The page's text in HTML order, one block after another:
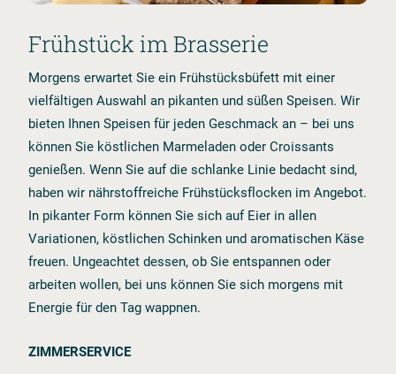
Frühstück im Brasserie
Morgens erwartet Sie ein Frühstücksbüfett mit einer
vielfältigen Auswahl an pikanten und süßen Speisen. Wir
bieten Ihnen Speisen für jeden Geschmack an – bei uns
können Sie köstlichen Marmeladen oder Croissants
genießen. Wenn Sie auf die schlanke Linie bedacht sind,
haben wir nährstoffreiche Frühstücksflocken im Angebot.
In pikanter Form können Sie sich auf Eier in allen
Variationen, köstlichen Schinken und aromatischen Käse
freuen. Ungeachtet dessen, ob Sie entspannen oder
arbeiten wollen, bei uns können Sie sich morgens mit
Energie für den Tag wappnen.
ZIMMERSERVICE